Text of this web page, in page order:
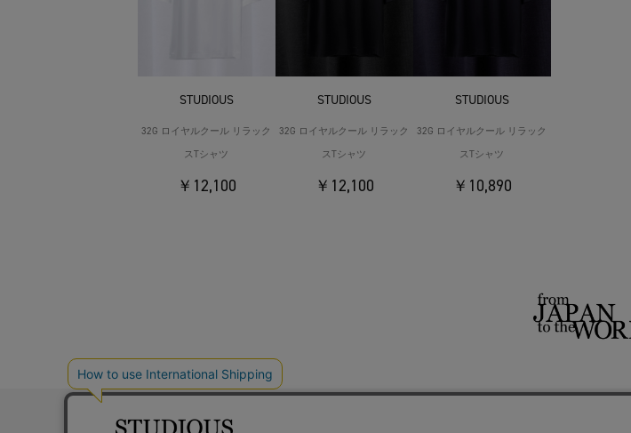
STUDIOUS
32G ロイヤルクール リラック
スTシャツ
￥12,100
STUDIOUS
32G ロイヤルクール リラック
スTシャツ
￥12,100
STUDIOUS
32G ロイヤルクール リラック
スTシャツ
￥10,890